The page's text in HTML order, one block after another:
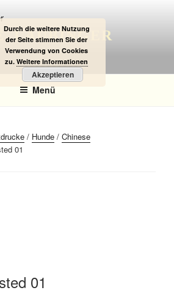
LAUBINGER
Menü
/ Hunde / Chinese
01
01
Durch die weitere Nutzung
der Seite stimmen Sie der
Verwendung von Cookies
zu. Weitere Informationen
Akzeptieren